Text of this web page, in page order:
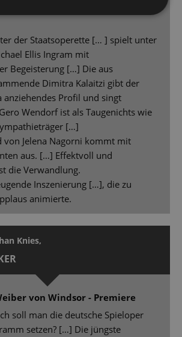
der Staatsoperette [… ] spielt unter
Ellis Ingram mit
Begeisterung […] Die aus
Dimitra Kalaitzi gibt der
anziehendes Profil und singt
Wendorf ist als Taugenichts wie
[…]
von Jelena Nagorni kommt mit
aus. […] Effektvoll und
die Verwandlung.
Inszenierung […], die zu
animierte.
Knies,
von Windsor - Premiere
soll man die deutsche Spieloper
setzen? […] Die jüngste